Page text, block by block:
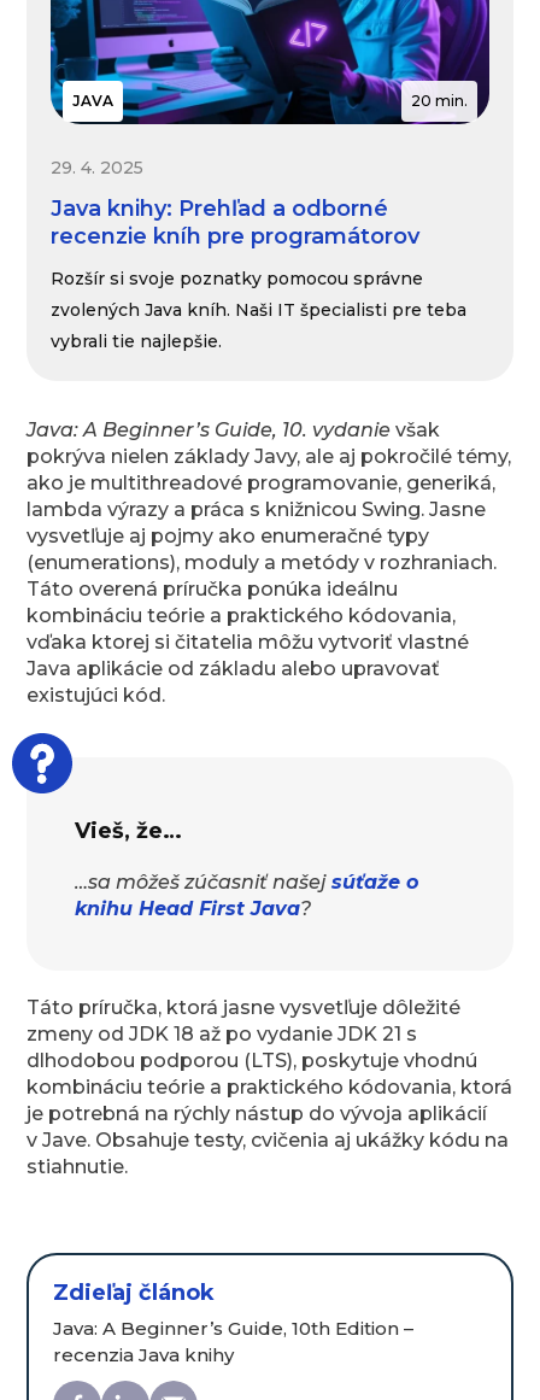
JAVA 20 min.
29. 4. 2025
Java knihy: Prehľad a odborné
recenzie kníh pre programátorov
Rozšír si svoje poznatky pomocou správne
zvolených Java kníh. Naši IT špecialisti pre teba
vybrali tie najlepšie.
Java: A Beginner’s Guide, 10. vydanie však
pokrýva nielen základy Javy, ale aj pokročilé témy,
ako je multithreadové programovanie, generiká,
lambda výrazy a práca s knižnicou Swing. Jasne
vysvetľuje aj pojmy ako enumeračné typy
(enumerations), moduly a metódy v rozhraniach.
Táto overená príručka ponúka ideálnu
kombináciu teórie a praktického kódovania,
vďaka ktorej si čitatelia môžu vytvoriť vlastné
Java aplikácie od základu alebo upravovať
existujúci kód.
Vieš, že…
…sa môžeš zúčasniť našejsúťaže o
knihu Head First Java?
Táto príručka, ktorá jasne vysvetľuje dôležité
zmeny od JDK 18 až po vydanie JDK 21 s
dlhodobou podporou (LTS), poskytuje vhodnú
kombináciu teórie a praktického kódovania, ktorá
je potrebná na rýchly nástup do vývoja aplikácií
v Jave. Obsahuje testy, cvičenia aj ukážky kódu na
stiahnutie.
Zdieľaj článok
Java: A Beginner’s Guide, 10th Edition –
recenzia Java knihy